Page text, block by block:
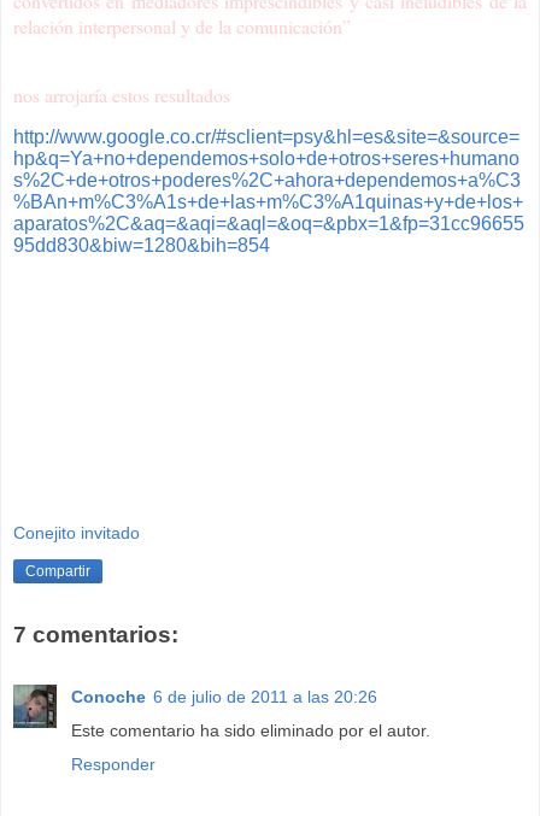
relación interpersonal y de la comunicación”
nos arrojaría estos resultados
http://www.google.co.cr/#sclient=psy&hl=es&site=&source=
hp&q=Ya+no+dependemos+solo+de+otros+seres+humano
s%2C+de+otros+poderes%2C+ahora+dependemos+a%C3
%BAn+m%C3%A1s+de+las+m%C3%A1quinas+y+de+los+
aparatos%2C&aq=&aqi=&aql=&oq=&pbx=1&fp=31cc96655
95dd830&biw=1280&bih=854
Conejito invitado
Compartir
7 comentarios:
Conoche 6 de julio de 2011 a las 20:26
Este comentario ha sido eliminado por el autor.
Responder